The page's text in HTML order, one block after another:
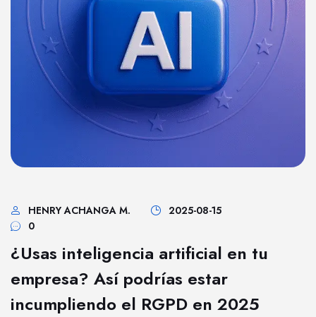
HENRY ACHANGA M.
2025-08-15
0
¿Usas inteligencia artificial en tu
empresa? Así podrías estar
incumpliendo el RGPD en 2025